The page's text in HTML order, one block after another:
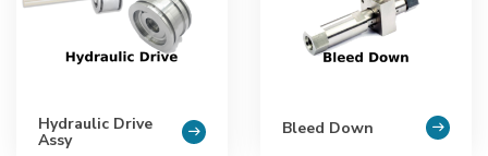
Hydraulic Drive
Assy
Bleed Down